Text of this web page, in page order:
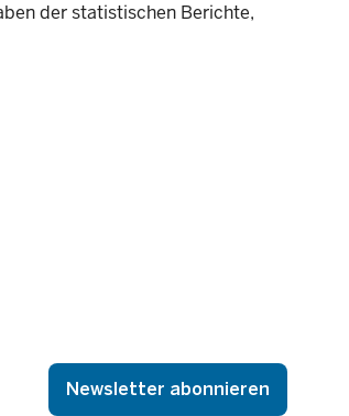
der statistischen Berichte,
Newsletter abonnieren